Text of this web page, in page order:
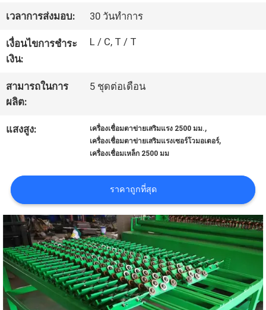
โรงงาน
ควบคุม
คุณภาพ
ติดต่อ
เรา
ขอ
ใบ
เสนอ
เวลาการส่งมอบ: 30 วันทำการ
เงื่อนไขการชำระ
เงิน:
L / C, T / T
สามารถในการ
ผลิต:
5 ชุดต่อเดือน
แสงสูง: เครื่องเชื่อมตาข่ายเสริมแรง 2500 มม.,
เครื่องเชื่อมตาข่ายเสริมแรงเซอร์โวมอเตอร์,
เครื่องเชื่อมเหล็ก 2500 มม
ราคาถูกที่สุด